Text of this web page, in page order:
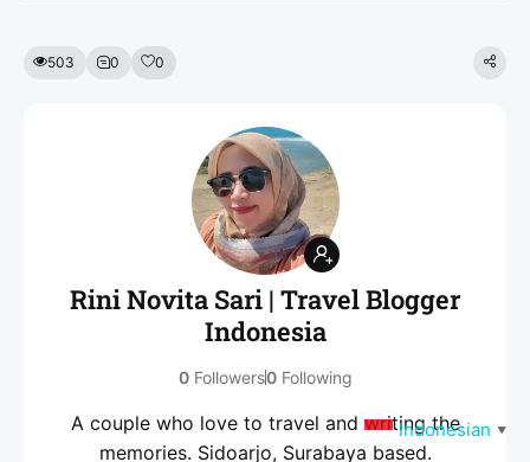
503 0 0
Rini Novita Sari | Travel Blogger
Indonesia
0Followers0Following
A couple who love to travel and writing the
memories. Sidoarjo, Surabaya based.
Indonesian ▼